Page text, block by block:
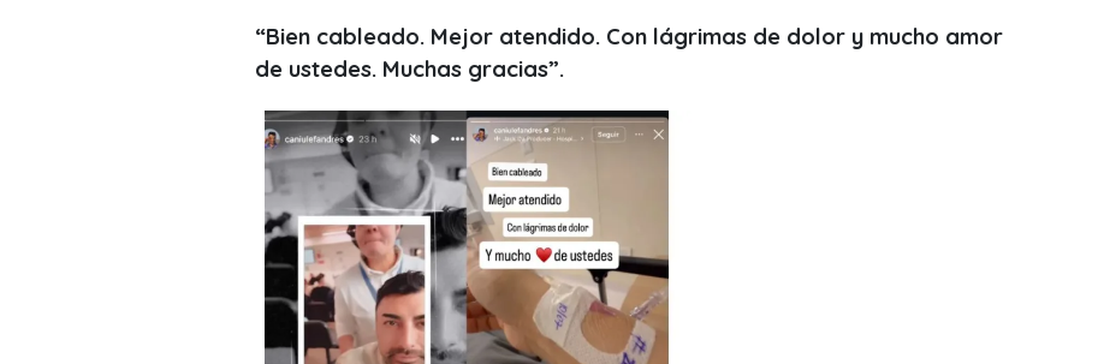
“Bien cableado. Mejor atendido. Con lágrimas de dolor y mucho amor
de ustedes. Muchas gracias”.